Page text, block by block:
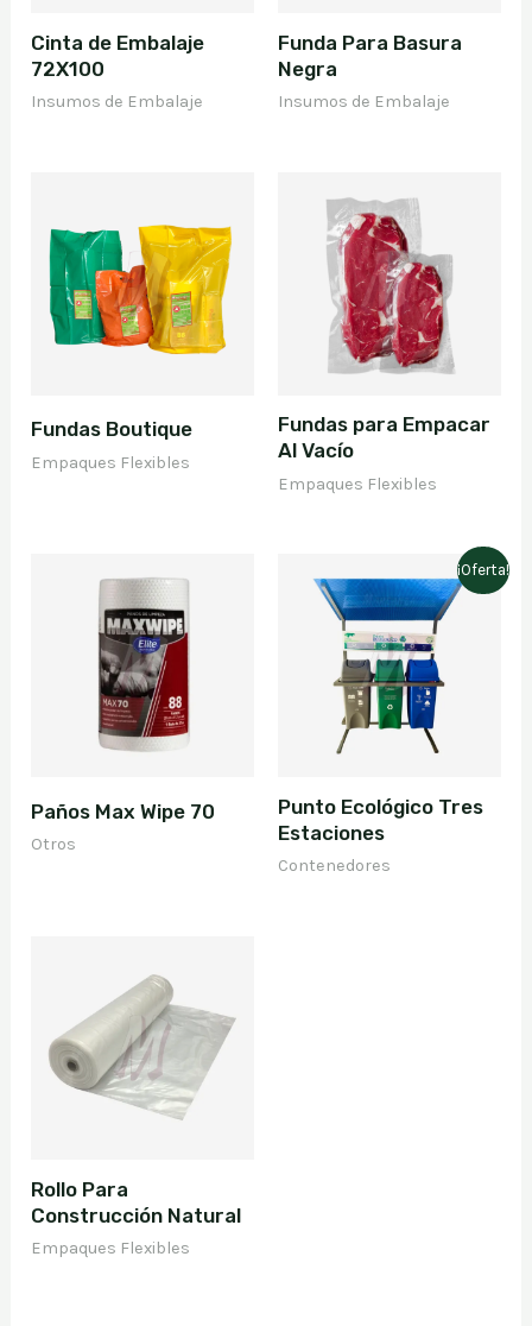
Cinta de Embalaje
72X100
Insumos de Embalaje
Funda Para Basura
Negra
Insumos de Embalaje
Fundas Boutique
Empaques Flexibles
Fundas para Empacar
Al Vacío
Empaques Flexibles
Paños Max Wipe 70
Otros
¡Oferta!
Punto Ecológico Tres
Estaciones
Contenedores
Rollo Para
Construcción Natural
Empaques Flexibles